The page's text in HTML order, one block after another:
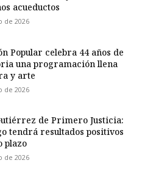
acueductos
de 2026
Popular celebra 44 años de
una programación llena
y arte
de 2026
de Primero Justicia:
tendrá resultados positivos
plazo
de 2026